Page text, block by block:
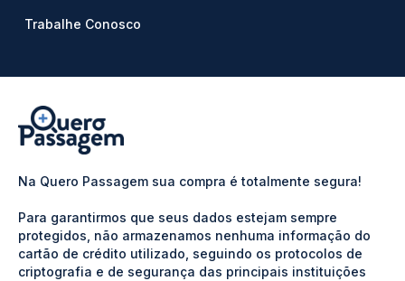
Trabalhe Conosco
Na Quero Passagem sua compra é totalmente segura!
Para garantirmos que seus dados estejam sempre
protegidos, não armazenamos nenhuma informação do
cartão de crédito utilizado, seguindo os protocolos de
criptografia e de segurança das principais instituições